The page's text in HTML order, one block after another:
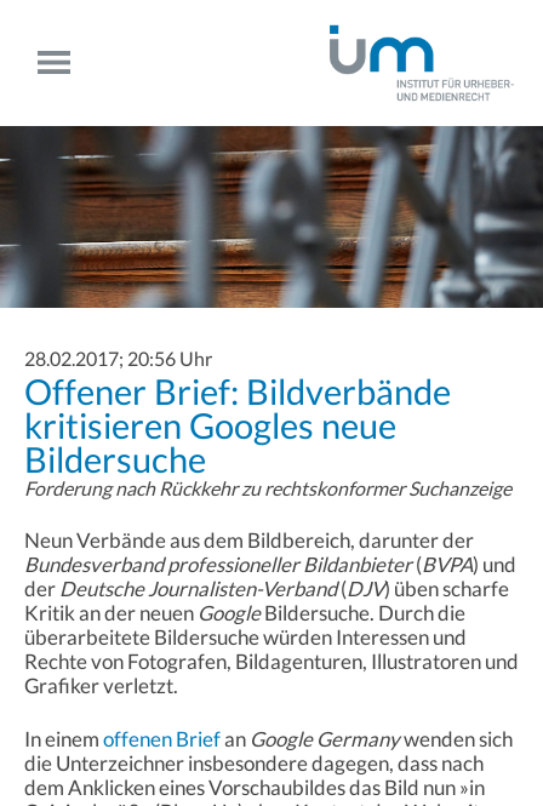
28.02.2017; 20:56 Uhr
Offener Brief: Bildverbände
kritisieren Googles neue
Bildersuche
Forderung nach Rückkehr zu rechtskonformer Suchanzeige
Neun Verbände aus dem Bildbereich, darunter der
Bundesverband professioneller Bildanbieter(BVPA) und
derDeutsche Journalisten-Verband(DJV) üben scharfe
Kritik an der neuen GoogleBildersuche. Durch die
überarbeitete Bildersuche würden Interessen und
Rechte von Fotografen, Bildagenturen, Illustratoren und
Grafiker verletzt.
In einemoffenen Briefan Google Germanywenden sich
die Unterzeichner insbesondere dagegen, dass nach
dem Anklicken eines Vorschaubildes das Bild nun »in